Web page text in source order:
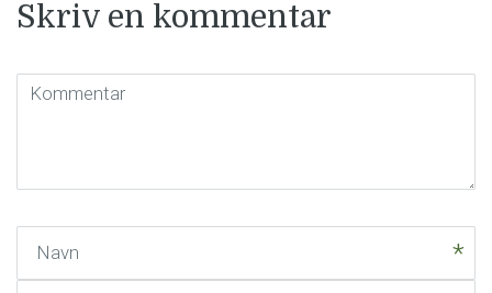
Skriv en kommentar
Kommentar